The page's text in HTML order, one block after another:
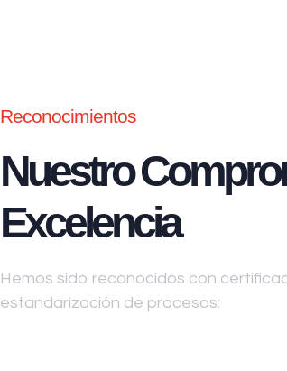
Reconocimientos
Nuestro
Excelencia
Hemos sido reconocidos con
estandarización de procesos: